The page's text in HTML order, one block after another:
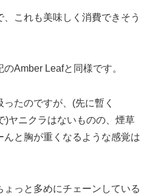
これも美味しく消費できそう
Amber Leafと同様です。
たのですが、(先に暫く
)ヤニクラはないものの、煙草
んと胸が重くなるような感覚は
ょっと多めにチェーンしている